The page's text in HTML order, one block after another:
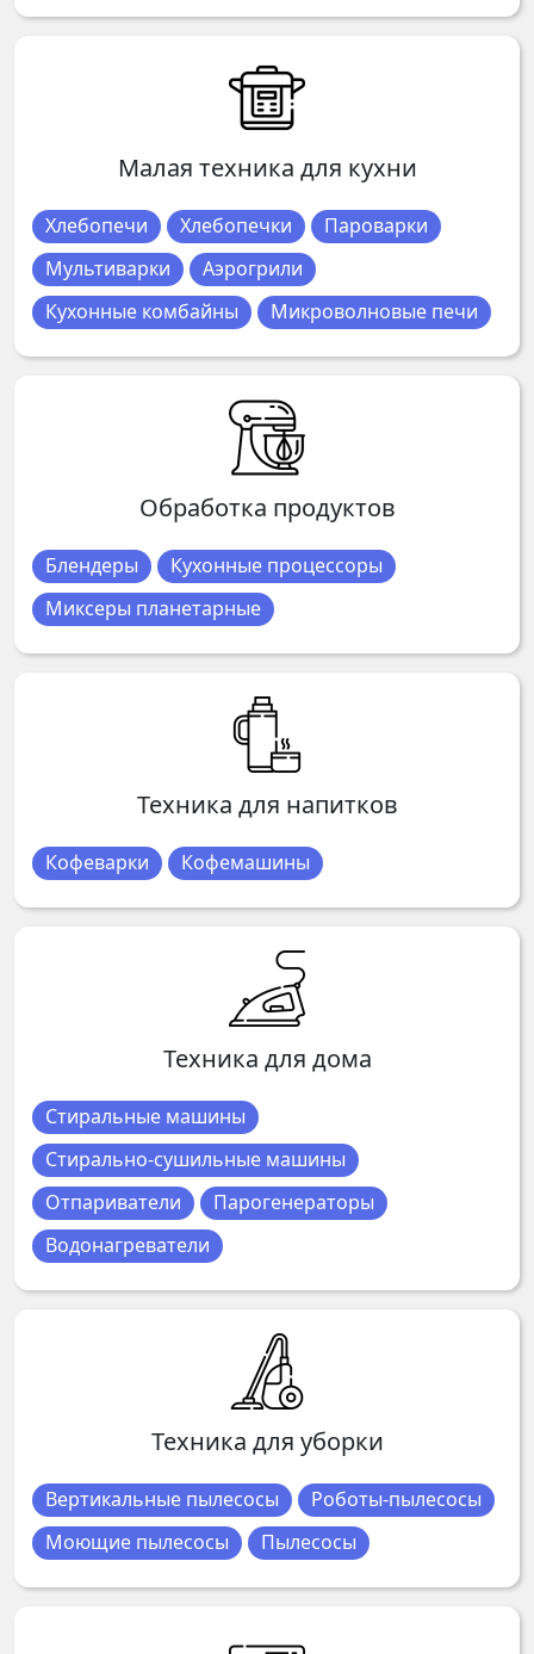
Малая техника для кухни
Хлебопечи Хлебопечки
Пароварки
Мультиварки
Аэрогрили
Кухонные комбайны
Микроволновые печи
Обработка продуктов
Блендеры
Кухонные процессоры
Миксеры планетарные
Техника для напитков
Кофеварки Кофемашины
Техника для дома
Стиральные машины
Стирально-сушильные машины
Отпариватели
Парогенераторы
Водонагреватели
Техника для уборки
Вертикальные пылесосы
Роботы-пылесосы
Моющие пылесосы
Пылесосы